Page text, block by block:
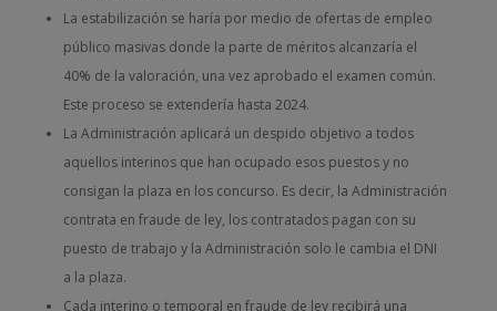
La estabilización se haría por medio de ofertas de empleo
público masivas donde la parte de méritos alcanzaría el
40% de la valoración, una vez aprobado el examen común.
Este proceso se extendería hasta 2024.
La Administración aplicará un despido objetivo a todos
aquellos interinos que han ocupado esos puestos y no
consigan la plaza en los concurso. Es decir, la Administración
contrata en fraude de ley, los contratados pagan con su
puesto de trabajo y la Administración solo le cambia el DNI
a la plaza.
Cada interino o temporal en fraude de ley recibirá una